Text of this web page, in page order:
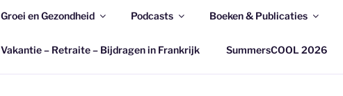
Groei en Gezondheid Podcasts Boeken & Publicaties
Vakantie – Retraite – Bijdragen in Frankrijk SummersCOOL 2026